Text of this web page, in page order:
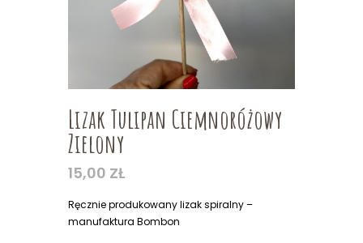
Lizak Tulipan Ciemnoróżowy
Zielony
15,00 ZŁ
Ręcznie produkowany lizak spiralny –
manufaktura Bombon